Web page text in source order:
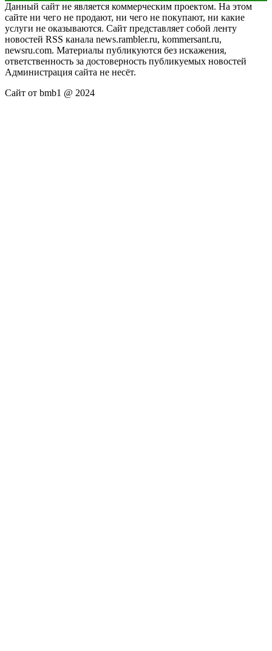
Данный сайт не является коммерческим проектом. На этом
сайте ни чего не продают, ни чего не покупают, ни какие
услуги не оказываются. Сайт представляет собой ленту
новостей RSS канала news.rambler.ru, kommersant.ru,
newsru.com. Материалы публикуются без искажения,
ответственность за достоверность публикуемых новостей
Администрация сайта не несёт.
Сайт от bmb1 @ 2024